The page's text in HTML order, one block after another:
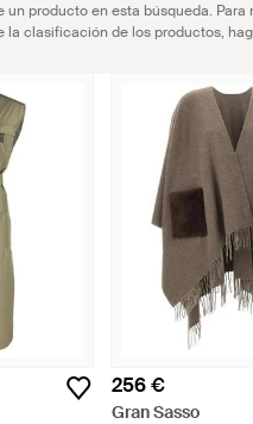
un producto en esta búsqueda. Para
la clasificación de los productos,
256 €
Gran Sasso